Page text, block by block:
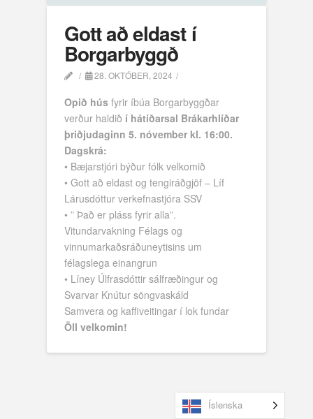
Gott að eldast í
Borgarbyggð
28. OKTÓBER, 2024
Opið hús fyrir íbúa Borgarbyggðar
verður haldið í hátíðarsal Brákarhlíðar
þriðjudaginn 5. nóvember kl. 16:00.
Dagskrá:
• Bæjarstjóri býður fólk velkomið
• Gott að eldast og tengiráðgjöf – Líf
Lárusdóttur verkefnastjóra SSV
• ” Það er pláss fyrir alla”.
Vitundarvakning Félags og
vinnumarkaðsráðuneytisins um
félagslega einangrun
• Líney Úlfrasdóttir sálfræðingur og
Svarvar Knútur söngvaskáld
Samvera og kaffiveitingar í lok fundar
Öll velkomin!
Íslenska